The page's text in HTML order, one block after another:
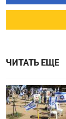
ЧИТАТЬ ЕЩЕ